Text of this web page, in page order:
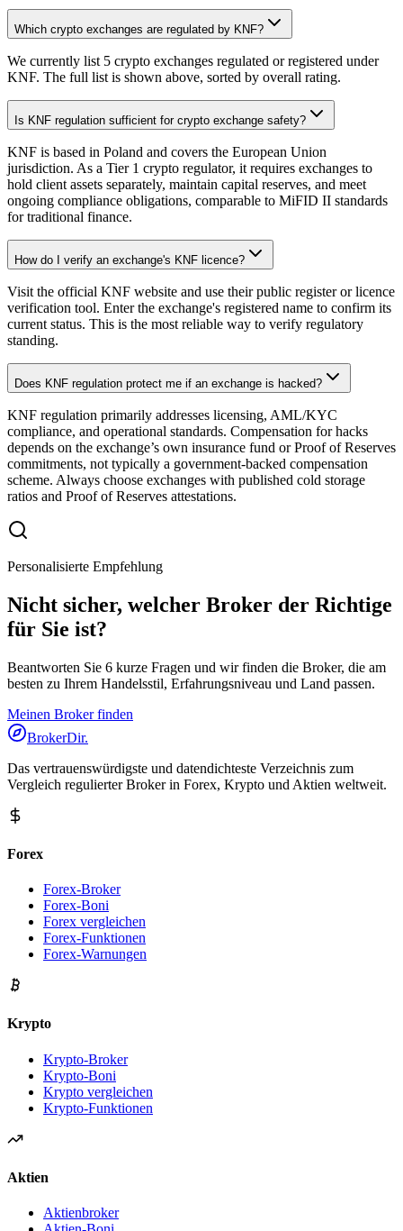
Which crypto exchanges are regulated by KNF?
We currently list 5 crypto exchanges regulated or registered under
KNF. The full list is shown above, sorted by overall rating.
Is KNF regulation sufficient for crypto exchange safety?
KNF is based in Poland and covers the European Union
jurisdiction. As a Tier 1 crypto regulator, it requires exchanges to
hold client assets separately, maintain capital reserves, and meet
ongoing compliance obligations, comparable to MiFID II standards
for traditional finance.
How do I verify an exchange's KNF licence?
Visit the official KNF website and use their public register or licence
verification tool. Enter the exchange's registered name to confirm its
current status. This is the most reliable way to verify regulatory
standing.
Does KNF regulation protect me if an exchange is hacked?
KNF regulation primarily addresses licensing, AML/KYC
compliance, and operational standards. Compensation for hacks
depends on the exchange’s own insurance fund or Proof of Reserves
commitments, not typically a government-backed compensation
scheme. Always choose exchanges with published cold storage
ratios and Proof of Reserves attestations.
Personalisierte Empfehlung
Nicht sicher, welcher Broker der Richtige
für Sie ist?
Beantworten Sie 6 kurze Fragen und wir finden die Broker, die am
besten zu Ihrem Handelsstil, Erfahrungsniveau und Land passen.
Meinen Broker finden
BrokerDir.
Das vertrauenswürdigste und datendichteste Verzeichnis zum
Vergleich regulierter Broker in Forex, Krypto und Aktien weltweit.
Forex
Forex-Broker
Forex-Boni
Forex vergleichen
Forex-Funktionen
Forex-Warnungen
Krypto
Krypto-Broker
Krypto-Boni
Krypto vergleichen
Krypto-Funktionen
Aktien
Aktienbroker